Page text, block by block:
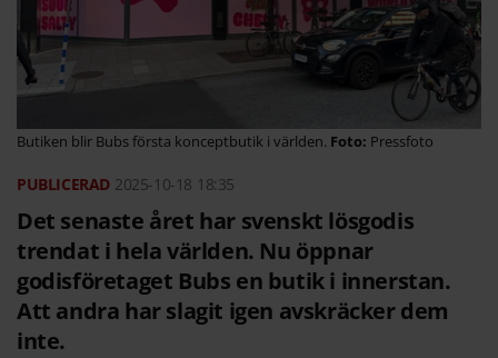
Butiken blir Bubs första konceptbutik i världen. Pressfoto
2025-10-18 18:35
Det senaste året har svenskt lösgodis
trendat i hela världen. Nu öppnar
godisföretaget Bubs en butik i innerstan.
Att andra har slagit igen avskräcker dem
inte.